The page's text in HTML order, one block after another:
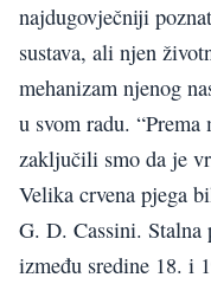
najdugovječniji
sustava, ali njen
mehanizam njenog
u svom radu.
zaključili smo da je
Velika crvena pjega
G. D. Cassini. Stalna
između sredine 18. i